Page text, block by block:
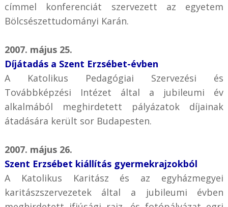
címmel konferenciát szervezett az egyetem
Bölcsészettudományi Karán.
2007. május 25.
Díjátadás a Szent Erzsébet-évben
A Katolikus Pedagógiai Szervezési és
Továbbképzési Intézet által a jubileumi év
alkalmából meghirdetett pályázatok díjainak
átadására került sor Budapesten.
2007. május 26.
Szent Erzsébet kiállítás gyermekrajzokból
A Katolikus Karitász és az egyházmegyei
karitászszervezetek által a jubileumi évben